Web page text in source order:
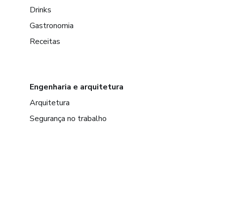
Drinks
Gastronomia
Receitas
Engenharia e arquitetura
Arquitetura
Segurança no trabalho